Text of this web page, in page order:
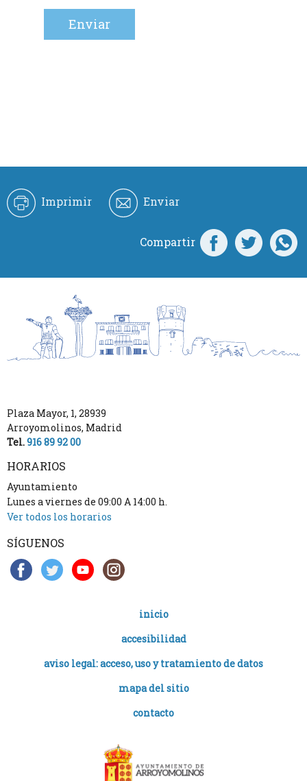
Imprimir Enviar
Compartir
Plaza Mayor, 1, 28939
Arroyomolinos, Madrid
Tel.916 89 92 00
HORARIOS
Ayuntamiento
Lunes a viernes de 09:00 A 14:00 h.
Ver todos los horarios
SÍGUENOS
inicio
accesibilidad
aviso legal: acceso, uso y tratamiento de datos
mapa del sitio
contacto